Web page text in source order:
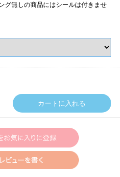
グ無しの商品にはシールは付きませ